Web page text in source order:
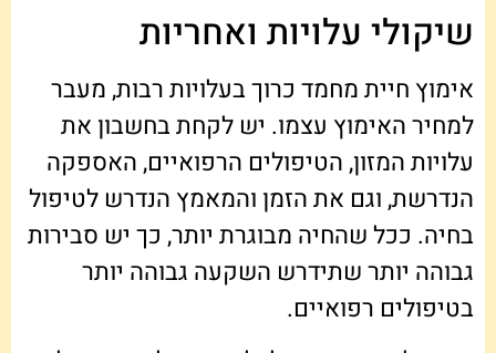
שיקולי עלויות ואחריות
אימוץ חיית מחמד כרוך בעלויות רבות, מעבר
למחיר האימוץ עצמו. יש לקחת בחשבון את
עלויות המזון, הטיפולים הרפואיים, האספקה
הנדרשת, וגם את הזמן והמאמץ הנדרש לטיפול
בחיה. ככל שהחיה מבוגרת יותר, כך יש סבירות
גבוהה יותר שתידרש השקעה גבוהה יותר
בטיפולים רפואיים.